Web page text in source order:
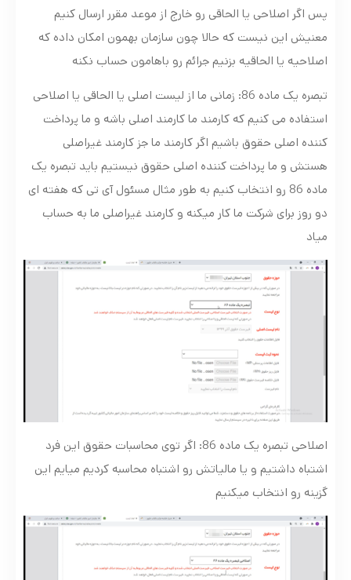
پس اگر اصلاحی یا الحاقی رو خارج از موعد مقرر ارسال کنیم
معنیش این نیست که حالا چون سازمان بهمون امکان داده که
اصلاحیه یا الحاقیه بزنیم جرائم رو باهامون حساب نکنه
تبصره یک ماده 86: زمانی ما از لیست اصلی یا الحاقی یا اصلاحی
استفاده می کنیم که کارمند ما کارمند اصلی باشه و ما پرداخت
کننده اصلی حقوق باشیم اگر کارمند ما جز کارمند غیراصلی
هستش و ما پرداخت کننده اصلی حقوق نیستیم باید تبصره یک
ماده 86 رو انتخاب کنیم به طور مثال مسئول آی تی که هفته ای
دو روز برای شرکت ما کار میکنه و کارمند غیراصلی ما به حساب
میاد
اصلاحی تبصره یک ماده 86: اگر توی محاسبات حقوق این فرد
اشتباه داشتیم و یا مالیاتش رو اشتباه محاسبه کردیم میایم این
گزینه رو انتخاب میکنیم